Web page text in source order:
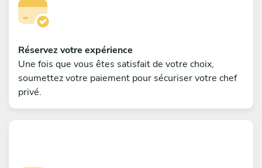
Réservez votre expérience
Une fois que vous êtes satisfait de votre choix,
soumettez votre paiement pour sécuriser votre chef
privé.